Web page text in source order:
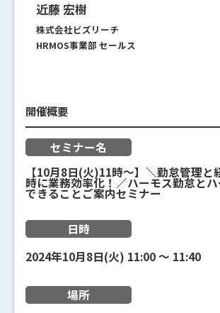
近藤 宏樹
株式会社ビズリーチ
HRMOS事業部 セールス
開催概要
セミナー名
【10月8日(火)11時～】＼勤怠管理と
時に業務効率化！／ハーモス勤怠と
できることご案内セミナー
日時
2024年10月8日(火) 11:00 〜 11:40
場所